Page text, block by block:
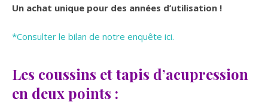
Un achat unique pour des années d’utilisation !
*Consulter le bilan de notre enquête ici.
Les coussins et tapis d’acupression
en deux points :